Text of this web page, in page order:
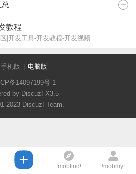
教程
|开发工具-开发教程-开发视频
手机版 电脑版
备14097199号-1
by Discuz! X3.5
2023 Discuz! Team.
!mobfind! !mobmy!